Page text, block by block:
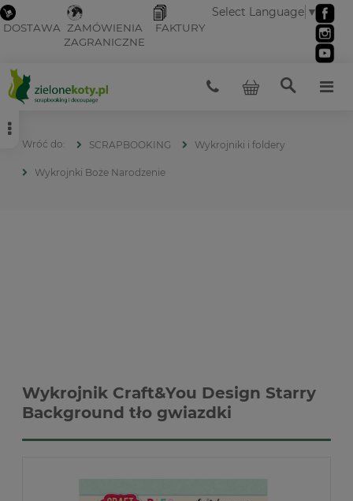
DOSTAWA ZAMÓWIENIA
ZAGRANICZNE
FAKTURY
Select Language ▼
SCRAPBOOKING Wykrojniki i foldery
Wykrojnki Boże Narodzenie
Wykrojnik Craft&You Design Starry
Background tło gwiazdki